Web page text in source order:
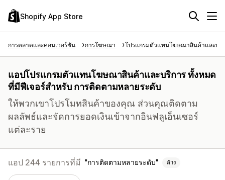
Shopify App Store
การตลาดและคอนเวอร์ชัน การโฆษณา โปรแกรมตัวแทนโฆษณาสินค้าและบริ
แอปโปรแกรมตัวแทนโฆษณาสินค้าและบริการ ทั้งหมด
ที่มีฟีเจอร์สำหรับ การติดตามหลายระดับ
ให้พวกเขาโปรโมทสินค้าของคุณ ส่วนคุณติดตาม
ผลลัพธ์และจัดการยอดเงินเข้าจากอินฟลูเอ็นเซอร์
แต่ละราย
แอป 244 รายการที่มี การติดตามหลายระดับ ล้าง